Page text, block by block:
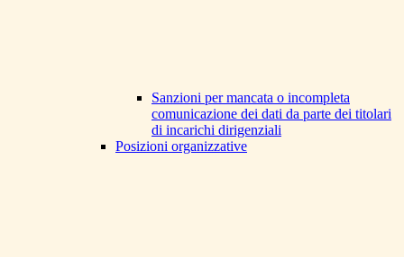
Sanzioni per mancata o incompleta
comunicazione dei dati da parte dei titolari
di incarichi dirigenziali
Posizioni organizzative